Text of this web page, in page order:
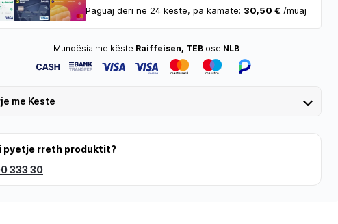
Paguaj deri në 24 këste, pa kamatë: 30,50 € /muaj
Mundësia me këste Raiffeisen, TEB ose NLB
me Keste
pyetje rreth produktit?
333 30